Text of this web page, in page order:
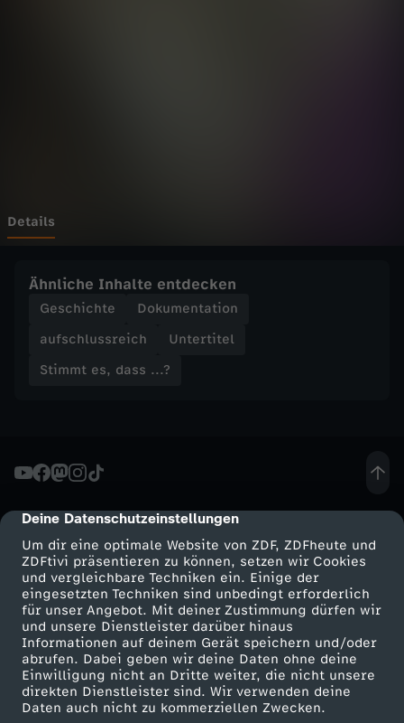
cmp-dialog-description
Deine Datenschutzeinstellungen
Um dir eine optimale Website von ZDF, ZDFheute und
ZDFtivi präsentieren zu können, setzen wir Cookies
und vergleichbare Techniken ein. Einige der
eingesetzten Techniken sind unbedingt erforderlich
für unser Angebot. Mit deiner Zustimmung dürfen wir
und unsere Dienstleister darüber hinaus
Informationen auf deinem Gerät speichern und/oder
abrufen. Dabei geben wir deine Daten ohne deine
Einwilligung nicht an Dritte weiter, die nicht unsere
direkten Dienstleister sind. Wir verwenden deine
Daten auch nicht zu kommerziellen Zwecken.
s
.
.
H
a
b
e
n
w
Details
Ähnliche Inhalte entdecken
Geschichte
Dokumentation
aufschlussreich
Untertitel
Stimmt es, dass ...?
Mehr ZDF
ZDF-Apps
Smart TV
ZDFtext
Service
ZDFmitreden
Kontakt zum ZDF
Tickets